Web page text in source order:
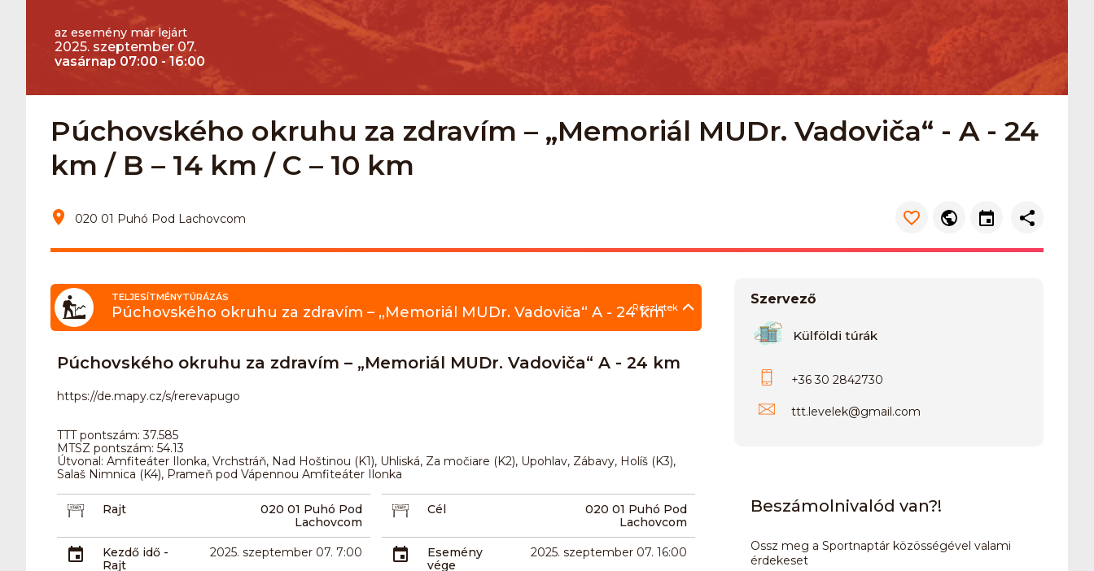
az esemény már lejárt
2025. szeptember 07.
vasárnap 07:00 - 16:00
Púchovského okruhu za zdravím – „Memoriál MUDr. Vadoviča“ - A - 24
km / B – 14 km / C – 10 km
020 01 Puhó Pod Lachovcom
TELJESÍTMÉNYTÚRÁZÁS
Púchovského okruhu za zdravím – „Memoriál MUDr. Vadoviča“ A - 24 km
Részletek
Púchovského okruhu za zdravím – „Memoriál MUDr. Vadoviča“ A - 24 km
https://de.mapy.cz/s/rerevapugo
TTT pontszám: 37.585
MTSZ pontszám: 54.13
Útvonal: Amfiteáter Ilonka, Vrchstráň, Nad Hoštinou (K1), Uhliská, Za močiare (K2), Upohlav, Zábavy, Holíš (K3),
Salaš Nimnica (K4), Prameň pod Vápennou Amfiteáter Ilonka
Rajt
020 01 Puhó Pod
Lachovcom
Cél
020 01 Puhó Pod
Lachovcom
Kezdő idő -
Rajt
2025. szeptember 07. 7:00
Esemény
vége
2025. szeptember 07. 16:00
Szervező
Külföldi túrák
+36 30 2842730
ttt.levelek@gmail.com
Beszámolnivalód van?!
Ossz meg a Sportnaptár közösségével valami
érdekeset